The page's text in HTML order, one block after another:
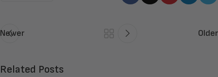
Newer Older
Related Posts